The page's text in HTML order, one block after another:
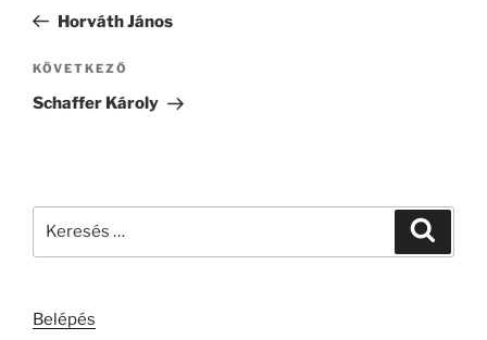
bejegyzés
Horváth János
Következő
bejegyzés
KÖVETKEZŐ
Schaffer Károly
Belépés